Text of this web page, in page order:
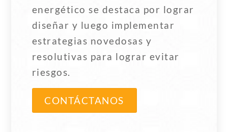
energético se destaca por lograr
diseñar y luego implementar
estrategias novedosas y
resolutivas para lograr evitar
riesgos.
CONTÁCTANOS